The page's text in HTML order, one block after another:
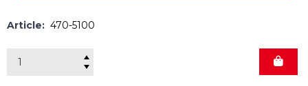
Article: 470-5100